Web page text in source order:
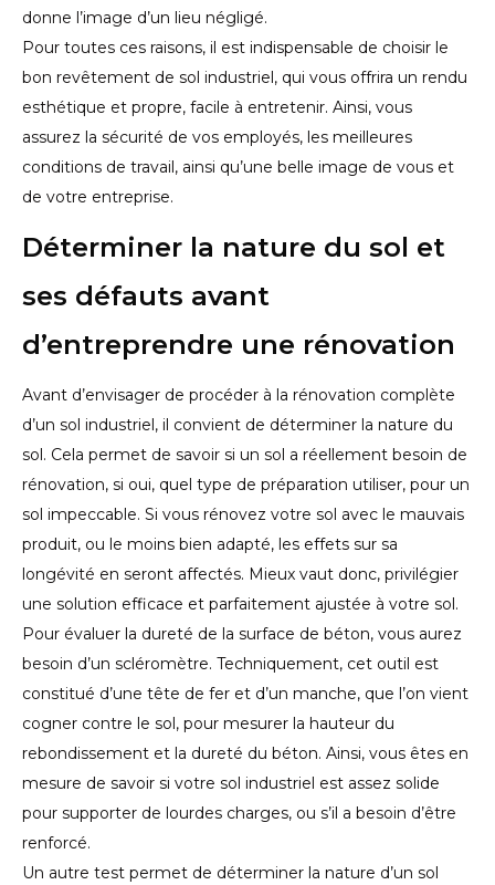
donne l’image d’un lieu négligé.
Pour toutes ces raisons, il est indispensable de choisir le
bon revêtement de sol industriel, qui vous offrira un rendu
esthétique et propre, facile à entretenir. Ainsi, vous
assurez la sécurité de vos employés, les meilleures
conditions de travail, ainsi qu’une belle image de vous et
de votre entreprise.
Déterminer la nature du sol et
ses défauts avant
d’entreprendre une rénovation
Avant d’envisager de procéder à la rénovation complète
d’un sol industriel, il convient de déterminer la nature du
sol. Cela permet de savoir si un sol a réellement besoin de
rénovation, si oui, quel type de préparation utiliser, pour un
sol impeccable. Si vous rénovez votre sol avec le mauvais
produit, ou le moins bien adapté, les effets sur sa
longévité en seront affectés. Mieux vaut donc, privilégier
une solution efficace et parfaitement ajustée à votre sol.
Pour évaluer la dureté de la surface de béton, vous aurez
besoin d’un scléromètre. Techniquement, cet outil est
constitué d’une tête de fer et d’un manche, que l’on vient
cogner contre le sol, pour mesurer la hauteur du
rebondissement et la dureté du béton. Ainsi, vous êtes en
mesure de savoir si votre sol industriel est assez solide
pour supporter de lourdes charges, ou s’il a besoin d’être
renforcé.
Un autre test permet de déterminer la nature d’un sol